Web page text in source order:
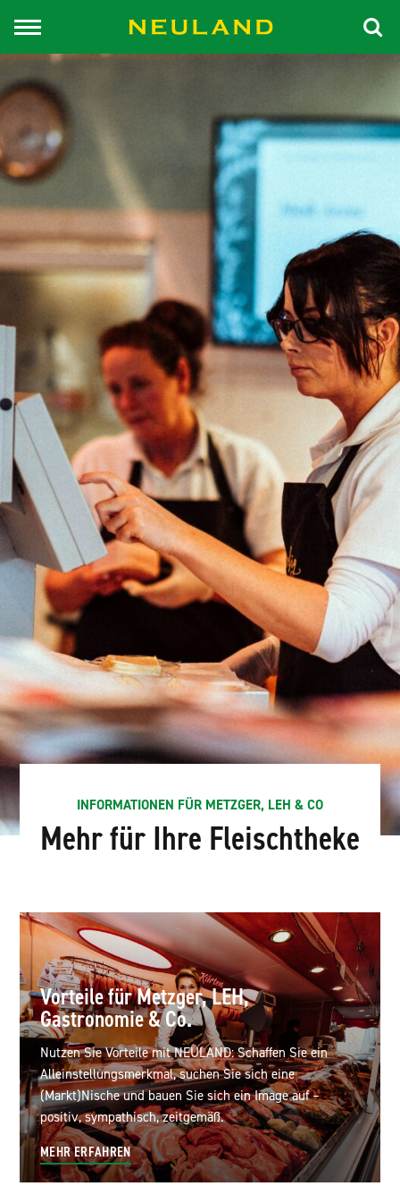
INFORMATIONEN FÜR METZGER, LEH & CO
Mehr für Ihre Fleischtheke
Vorteile für Metzger, LEH,
Gastronomie & Co.
Nutzen Sie Vorteile mit NEULAND: Schaffen Sie ein
Alleinstellungsmerkmal, suchen Sie sich eine
(Markt)Nische und bauen Sie sich ein Image auf –
positiv, sympathisch, zeitgemäß.
MEHR ERFAHREN